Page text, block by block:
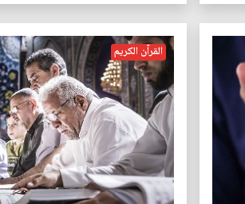
القرآن الكريم